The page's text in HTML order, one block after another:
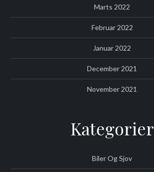
Marts 2022
Februar 2022
Januar 2022
December 2021
November 2021
Kategorier
Biler Og Sjov